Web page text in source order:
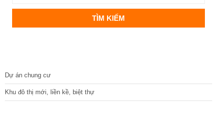
Dự án chung cư
Khu đô thị mới, liền kề, biệt thự